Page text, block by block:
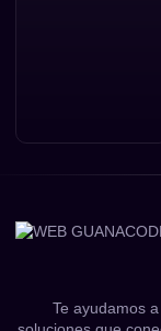
Te ayudamos